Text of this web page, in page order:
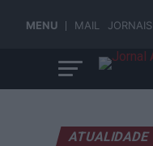
MENU MAIL JORNAIS
ATUALIDADE